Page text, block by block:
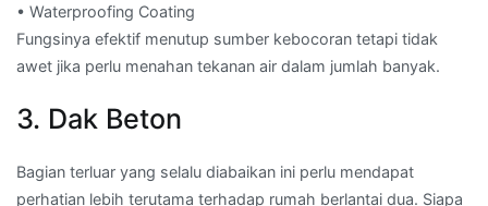
• Waterproofing Coating
Fungsinya efektif menutup sumber kebocoran tetapi tidak
awet jika perlu menahan tekanan air dalam jumlah banyak.
3. Dak Beton
Bagian terluar yang selalu diabaikan ini perlu mendapat
perhatian lebih terutama terhadap rumah berlantai dua. Siapa